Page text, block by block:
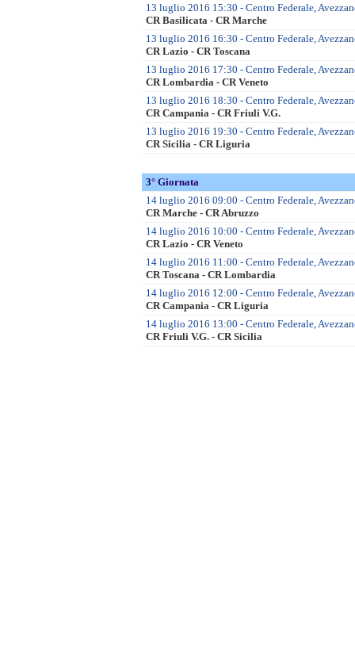
13 luglio 2016 15:30 - Centro Federale,
CR Basilicata - CR Marche
13 luglio 2016 16:30 - Centro Federale,
CR Lazio - CR Toscana
13 luglio 2016 17:30 - Centro Federale,
CR Lombardia - CR Veneto
13 luglio 2016 18:30 - Centro Federale,
CR Campania - CR Friuli V.G.
13 luglio 2016 19:30 - Centro Federale,
CR Sicilia - CR Liguria
3° Giornata
14 luglio 2016 09:00 - Centro Federale,
CR Marche - CR Abruzzo
14 luglio 2016 10:00 - Centro Federale,
CR Lazio - CR Veneto
14 luglio 2016 11:00 - Centro Federale,
CR Toscana - CR Lombardia
14 luglio 2016 12:00 - Centro Federale,
CR Campania - CR Liguria
14 luglio 2016 13:00 - Centro Federale,
CR Friuli V.G. - CR Sicilia